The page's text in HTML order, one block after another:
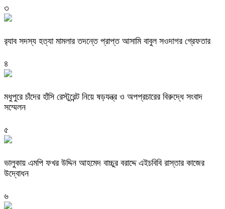
৩
র‌্যাব সদস্য হত্যা মামলার তদন্তে প্রাপ্ত আসামি বাবুল সওদাগর গ্রেফতার
৪
মধুপুরে চাঁদের হাঁসি রেস্টুরেন্ট নিয়ে ষড়যন্ত্র ও অপপ্রচারের বিরুদ্ধে সংবাদ
সম্মেলন
৫
ভালুকায় এমপি ফখর উদ্দিন আহমেদ বাচ্চুর বরাদ্দে এইচবিবি রাস্তার কাজের
উদ্বোধন
৬